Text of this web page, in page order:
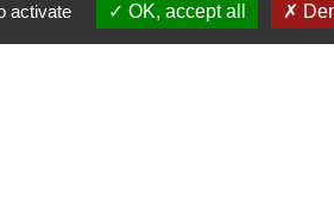
activate OK, accept all